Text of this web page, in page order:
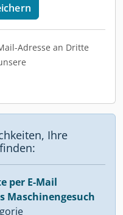
Adresse an Dritte
Ihre
per E-Mail
Maschinengesuch